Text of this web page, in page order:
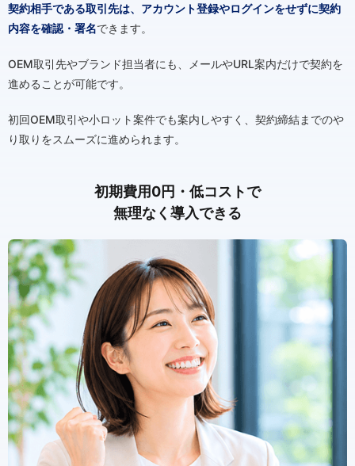
契約相手である取引先は、アカウント登録やログインをせずに契約
内容を確認・署名できます。
OEM取引先やブランド担当者にも、メールやURL案内だけで契約を
進めることが可能です。
初回OEM取引や小ロット案件でも案内しやすく、契約締結までのや
り取りをスムーズに進められます。
初期費用0円・低コストで
無理なく導入できる